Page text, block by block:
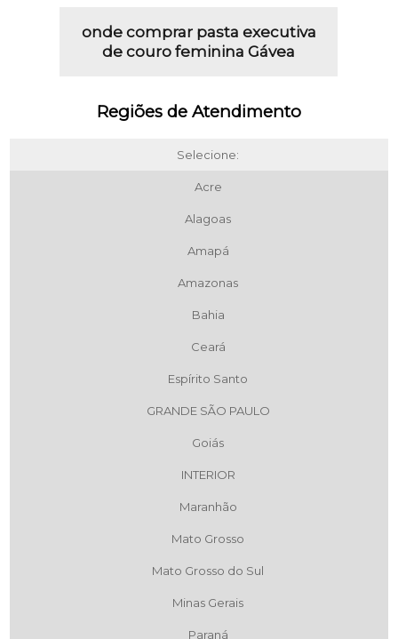
onde comprar pasta executiva
de couro feminina Gávea
Regiões de Atendimento
Selecione:
Acre
Alagoas
Amapá
Amazonas
Bahia
Ceará
Espírito Santo
GRANDE SÃO PAULO
Goiás
INTERIOR
Maranhão
Mato Grosso
Mato Grosso do Sul
Minas Gerais
Paraná